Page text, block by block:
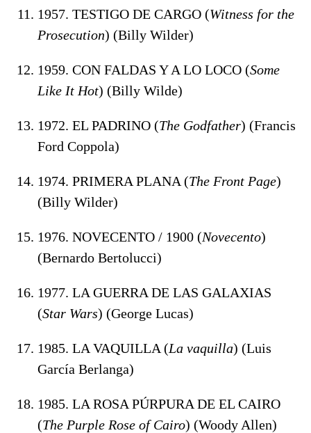
1957. TESTIGO DE CARGO (Witness for the
Prosecution) (Billy Wilder)
1959. CON FALDAS Y A LO LOCO (Some
Like It Hot) (Billy Wilde)
1972. EL PADRINO (The Godfather) (Francis
Ford Coppola)
1974. PRIMERA PLANA (The Front Page)
(Billy Wilder)
1976. NOVECENTO / 1900 (Novecento)
(Bernardo Bertolucci)
1977. LA GUERRA DE LAS GALAXIAS
(Star Wars) (George Lucas)
1985. LA VAQUILLA (La vaquilla) (Luis
García Berlanga)
1985. LA ROSA PÚRPURA DE EL CAIRO
(The Purple Rose of Cairo) (Woody Allen)